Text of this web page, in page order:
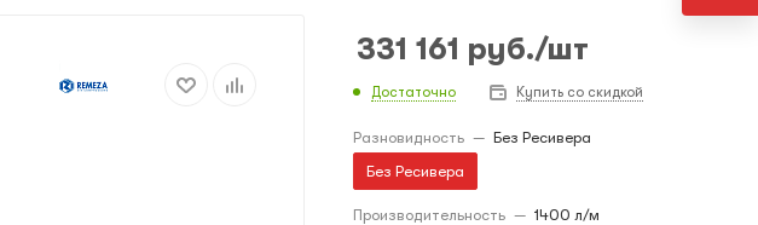
331 161 руб./шт
Достаточно Купить со скидкой
Разновидность — Без Ресивера
Без Ресивера
Производительность — 1400 л/м